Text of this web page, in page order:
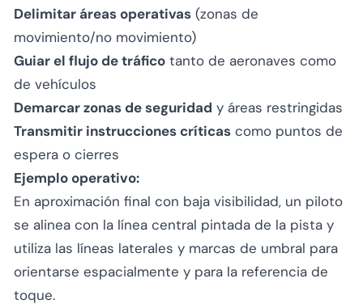
Delimitar áreas operativas (zonas de
movimiento/no movimiento)
Guiar el flujo de tráfico tanto de aeronaves como
de vehículos
Demarcar zonas de seguridad y áreas restringidas
Transmitir instrucciones críticas como puntos de
espera o cierres
Ejemplo operativo:
En aproximación final con baja visibilidad, un piloto
se alinea con la línea central pintada de la pista y
utiliza las líneas laterales y marcas de umbral para
orientarse espacialmente y para la referencia de
toque.